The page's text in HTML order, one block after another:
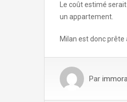
Le coût estimé
un appartement.
Milan est donc prête
Par